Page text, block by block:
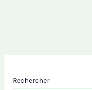
Rechercher